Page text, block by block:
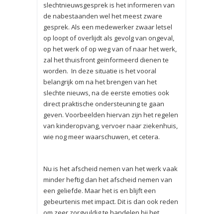
slechtnieuwsgesprek is het informeren van
de nabestaanden wel het meest zware
gesprek. Als een medewerker zwaar letsel
op loopt of overlijdt als gevolg van ongeval,
op het werk of op weg van of naar het werk,
zal het thuisfront geïnformeerd dienen te
worden. In deze situatie is het vooral
belangrijk om na het brengen van het
slechte nieuws, na de eerste emoties ook
direct praktische ondersteuning te gaan
geven. Voorbeelden hiervan zijn het regelen
van kinderopvang, vervoer naar ziekenhuis,
wie nog meer waarschuwen, et cetera.
Nu is het afscheid nemen van het werk vaak
minder heftig dan het afscheid nemen van
een geliefde. Maar het is en blijft een
gebeurtenis met impact. Dit is dan ook reden